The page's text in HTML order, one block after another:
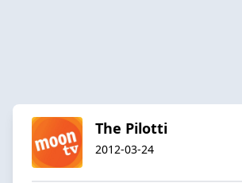
The Pilotti
2012-03-24